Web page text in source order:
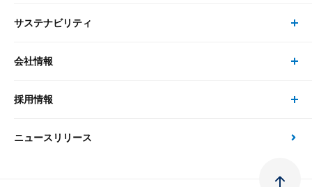
大和総研の強み
先端テクノロジーに基づく新たな価値の創出
政策分析
書籍
セミナー トップ
現在受付中のセミナー・イベント
サステナビリティ
サステナビリティの取り組み
次世代社会への貢献
会社情報
会社情報 トップ
会社概要・役員一覧
採用情報
採用情報 トップ
ニュースリリース